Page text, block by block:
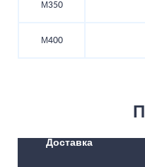
М350
М400
Доставка